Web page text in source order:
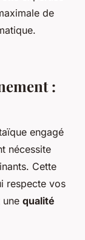
de
:
engagé
nécessite
Cette
respecte vos
une qualité